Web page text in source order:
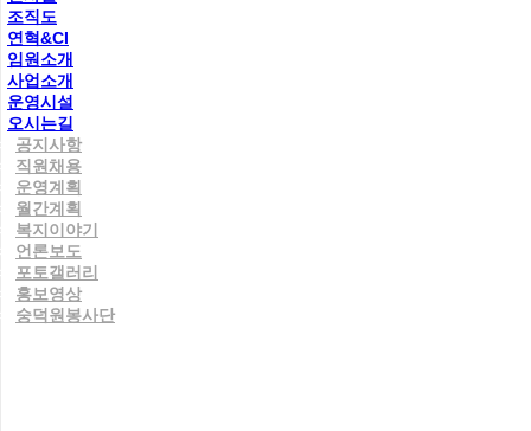
조직도
연혁&CI
임원소개
사업소개
운영시설
오시는길
공지사항
직원채용
운영계획
월간계획
복지이야기
언론보도
포토갤러리
홍보영상
숭덕원봉사단